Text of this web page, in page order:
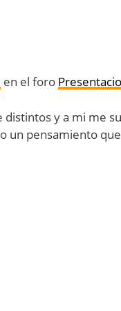
en el foro
y a mi me
pensamiento